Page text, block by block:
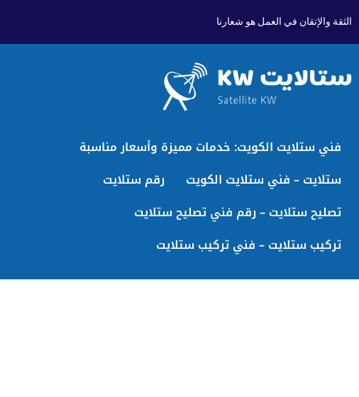
الثقة والإتقان في العمل هو شعارنا
فني ستلايت الكويت: خدمات مميزة وأسعار مناسبة
ستلايت – فني ستلايت الكويت
رقم ستلايت
تصليح ستلايت – رقم فني تصليح ستلايت
تركيب ستلايت – فني تركيب ستلايت